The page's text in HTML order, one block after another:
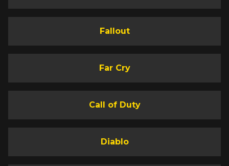
Fallout
Far Cry
Call of Duty
Diablo